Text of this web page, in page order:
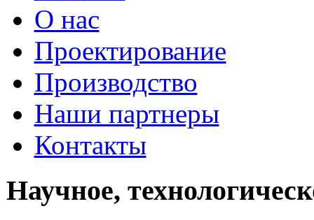
О нас
Проектирование
Производство
Наши партнеры
Контакты
Научное,